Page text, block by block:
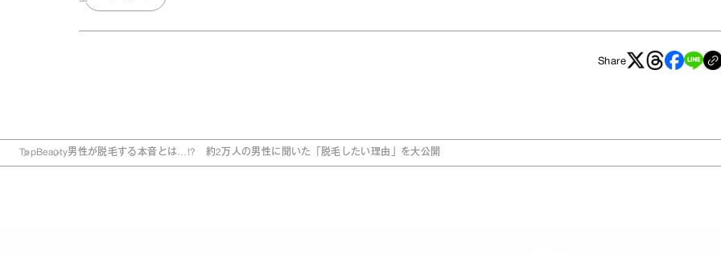
Share
TopBeauty男性が脱毛する本音とは…!? 約2万人の男性に聞いた「脱毛したい理由」を大公開